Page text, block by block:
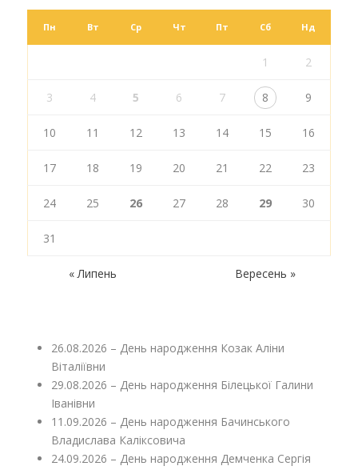
Пн Вт Ср Чт Пт Сб Нд
1 2
3 4 5 6 7 8 9
10 11 12 13 14 15 16
17 18 19 20 21 22 23
24 25 26 27 28 29 30
31
« Липень Вересень »
26.08.2026 – День народження Козак Аліни
Віталіївни
29.08.2026 – День народження Білецької Галини
Іванівни
11.09.2026 – День народження Бачинського
Владислава Каліксовича
24.09.2026 – День народження Демченка Сергія